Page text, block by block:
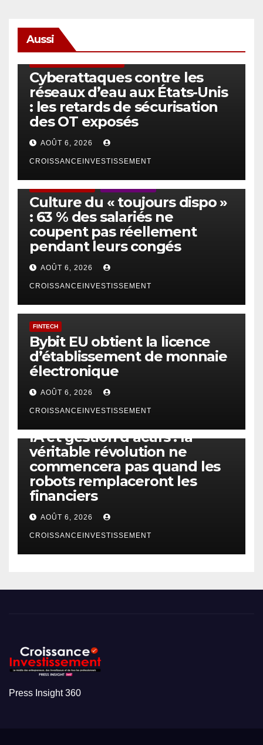
Aussi
Cyberattaques contre les
réseaux d’eau aux États-Unis
: les retards de sécurisation
des OT exposés
AOÛT 6, 2026
CROISSANCEINVESTISSEMENT
Culture du « toujours dispo »
: 63 % des salariés ne
coupent pas réellement
pendant leurs congés
AOÛT 6, 2026
CROISSANCEINVESTISSEMENT
FINTECH
Bybit EU obtient la licence
d’établissement de monnaie
électronique
AOÛT 6, 2026
CROISSANCEINVESTISSEMENT
IA et gestion d’actifs : la
véritable révolution ne
commencera pas quand les
robots remplaceront les
financiers
AOÛT 6, 2026
CROISSANCEINVESTISSEMENT
Press Insight 360